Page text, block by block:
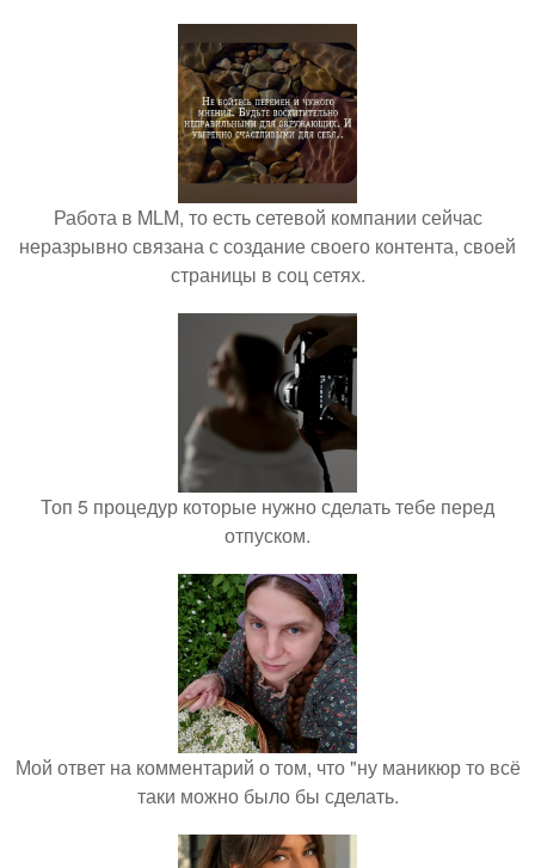
Работа в MLM, то есть сетевой компании сейчас
неразрывно связана с создание своего контента, своей
страницы в соц сетях.
Топ 5 процедур которые нужно сделать тебе перед
отпуском.
Мой ответ на комментарий о том, что "ну маникюр то всё
таки можно было бы сделать.